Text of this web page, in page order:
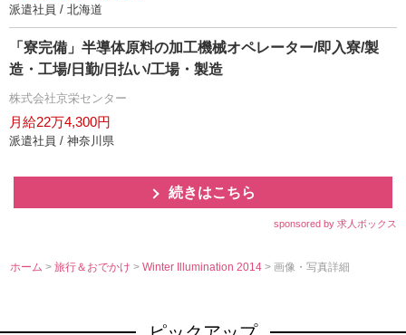
派遣社員 / 北海道
「寮完備」半導体原料の加工機械オペレーター/即入寮/製
造・工場/日勤/日払い/工場・製造
株式会社京栄センター
月給22万4,300円
派遣社員 / 神奈川県
続きはこちら
sponsored by 求人ボックス
ホーム >旅行＆おでかけ>Winter Illumination 2014> 画像・写真詳細